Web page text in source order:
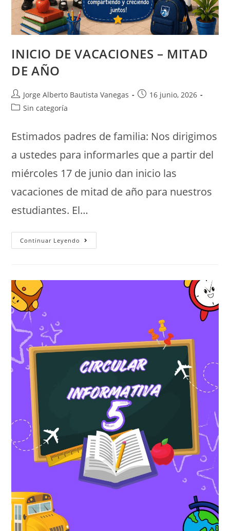
INICIO DE VACACIONES – MITAD
DE AÑO
Jorge Alberto Bautista Vanegas
16 junio, 2026
Sin categoría
Estimados padres de familia: Nos dirigimos
a ustedes para informarles que a partir del
miércoles 17 de junio dan inicio las
vacaciones de mitad de año para nuestros
estudiantes. El…
Continuar Leyendo